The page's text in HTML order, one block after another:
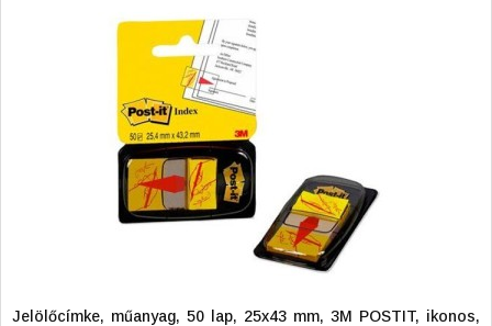
Jelölőcímke, műanyag, 50 lap, 25x43 mm, 3M POSTIT, ikonos,